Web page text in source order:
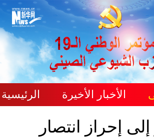
الأخبار الأخيرة الرئيسية
إحراز انتصار